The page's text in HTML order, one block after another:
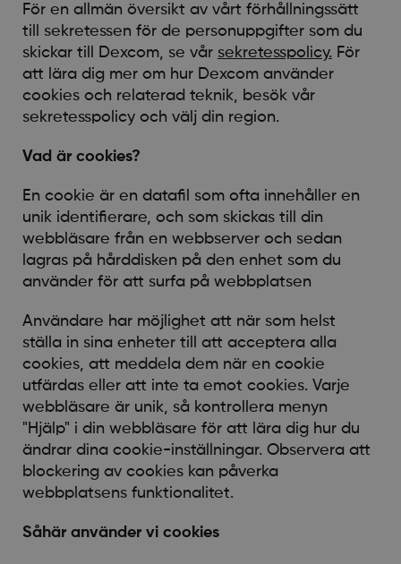
För en allmän översikt av vårt förhållningssätt
till sekretessen för de personuppgifter som du
skickar till Dexcom, se vår sekretesspolicy. För
att lära dig mer om hur Dexcom använder
cookies och relaterad teknik, besök vår
sekretesspolicy och välj din region.
Vad är cookies?
En cookie är en datafil som ofta innehåller en
unik identifierare, och som skickas till din
webbläsare från en webbserver och sedan
lagras på hårddisken på den enhet som du
använder för att surfa på webbplatsen
Användare har möjlighet att när som helst
ställa in sina enheter till att acceptera alla
cookies, att meddela dem när en cookie
utfärdas eller att inte ta emot cookies. Varje
webbläsare är unik, så kontrollera menyn
"Hjälp" i din webbläsare för att lära dig hur du
ändrar dina cookie-inställningar. Observera att
blockering av cookies kan påverka
webbplatsens funktionalitet.
Såhär använder vi cookies